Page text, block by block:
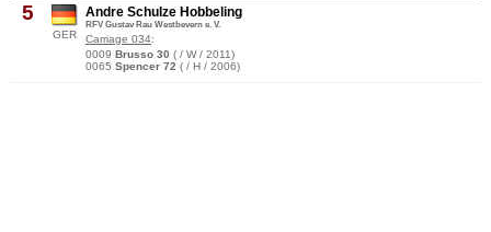
5
GER
Andre Schulze Hobbeling
RFV Gustav Rau Westbevern e. V.
Carriage 034:
0009 Brusso 30 ( / W / 2011)
0065 Spencer 72 ( / H / 2006)